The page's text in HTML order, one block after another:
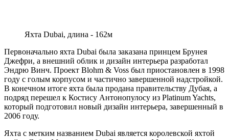
Яхта Dubai, длина - 162м
Первоначально яхта Dubai была заказана принцем Брунея
Джефри, а внешний облик и дизайн интерьера разработал
Эндрю Винч. Проект Blohm & Voss был приостановлен в 1998
году с голым корпусом и частично завершенной надстройкой.
В конечном итоге яхта была продана правительству Дубая, а
подряд перешел к Костису Антонопулосу из Platinum Yachts,
который подготовил новый дизайн интерьера, завершенный в
2006 году.
Яхта с метким названием Dubai является королевской яхтой